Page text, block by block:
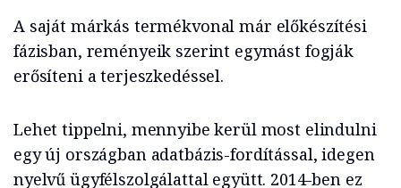
A saját márkás termékvonal már előkészítési
fázisban, reményeik szerint egymást fogják
erősíteni a terjeszkedéssel.
Lehet tippelni, mennyibe kerül most elindulni
egy új országban adatbázis-fordítással, idegen
nyelvű ügyfélszolgálattal együtt. 2014-ben ez